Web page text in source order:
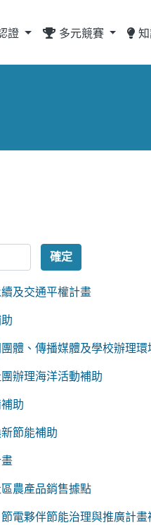
證 多元競賽
及交通平權計畫
體、傳播媒體及學校辦理
辦理海洋活動補助
助
節能補助
農產品銷售據點
電夥伴節能治理與推廣計畫